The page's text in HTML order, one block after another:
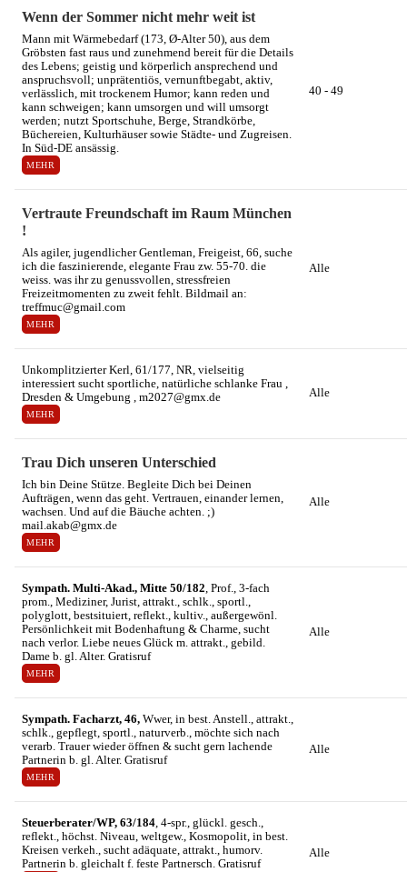
Wenn der Sommer nicht mehr weit ist
Mann mit Wärmebedarf (173, Ø-Alter 50), aus dem
Gröbsten fast raus und zunehmend bereit für die Details
des Lebens; geistig und körperlich ansprechend und
anspruchsvoll; unprätentiös, vernunftbegabt, aktiv,
verlässlich, mit trockenem Humor; kann reden und
kann schweigen; kann umsorgen und will umsorgt
werden; nutzt Sportschuhe, Berge, Strandkörbe,
Büchereien, Kulturhäuser sowie Städte- und Zugreisen.
In Süd-DE ansässig.
MEHR
40 - 49
Vertraute Freundschaft im Raum München
!
Als agiler, jugendlicher Gentleman, Freigeist, 66, suche
ich die faszinierende, elegante Frau zw. 55-70. die
weiss. was ihr zu genussvollen, stressfreien
Freizeitmomenten zu zweit fehlt. Bildmail an:
treffmuc@gmail.com
MEHR
Alle
Unkomplitzierter Kerl, 61/177, NR, vielseitig
interessiert sucht sportliche, natürliche schlanke Frau ,
Dresden & Umgebung , m2027@gmx.de
MEHR
Alle
Trau Dich unseren Unterschied
Ich bin Deine Stütze. Begleite Dich bei Deinen
Aufträgen, wenn das geht. Vertrauen, einander lernen,
wachsen. Und auf die Bäuche achten. ;)
mail.akab@gmx.de
MEHR
Alle
Sympath. Multi-Akad., Mitte 50/182, Prof., 3-fach
prom., Mediziner, Jurist, attrakt., schlk., sportl.,
polyglott, bestsituiert, reflekt., kultiv., außergewönl.
Persönlichkeit mit Bodenhaftung & Charme, sucht
nach verlor. Liebe neues Glück m. attrakt., gebild.
Dame b. gl. Alter. Gratisruf
MEHR
Alle
Sympath. Facharzt, 46, Wwer, in best. Anstell., attrakt.,
schlk., gepflegt, sportl., naturverb., möchte sich nach
verarb. Trauer wieder öffnen & sucht gern lachende
Partnerin b. gl. Alter. Gratisruf
MEHR
Alle
Steuerberater/WP, 63/184, 4-spr., glückl. gesch.,
reflekt., höchst. Niveau, weltgew., Kosmopolit, in best.
Kreisen verkeh., sucht adäquate, attrakt., humorv.
Partnerin b. gleichalt f. feste Partnersch. Gratisruf
Alle